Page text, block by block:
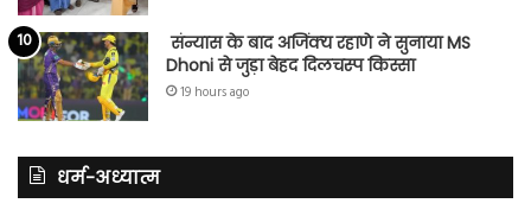
संन्यास के बाद अजिंक्‍य रहाणे ने सुनाया MS
Dhoni से जुड़ा बेहद दिलचस्प किस्सा
19 hours ago
धर्म-अध्यात्म